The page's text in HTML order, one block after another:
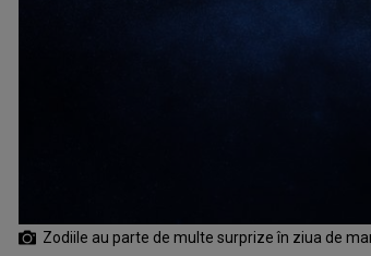
Zodiile au parte de multe surprize în ziua de